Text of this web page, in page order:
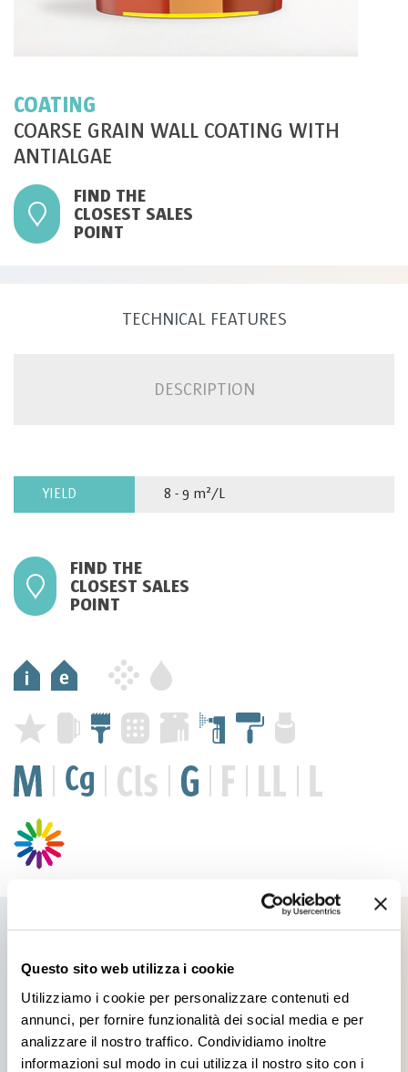
Questo sito web utilizza i cookie
Utilizziamo i cookie per personalizzare contenuti ed
annunci, per fornire funzionalità dei social media e per
analizzare il nostro traffico. Condividiamo inoltre
informazioni sul modo in cui utilizza il nostro sito con i
COATING
COARSE GRAIN WALL COATING WITH
ANTIALGAE
FIND THE
CLOSEST SALES
POINT
TECHNICAL FEATURES
DESCRIPTION
YIELD 8 - 9 m²/L
FIND THE
CLOSEST SALES
POINT
Products you might be
interested in